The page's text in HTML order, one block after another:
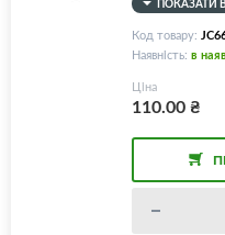
ПОКАЗАТИ
Код товару:
Наявність: в
Ціна
110.00₴